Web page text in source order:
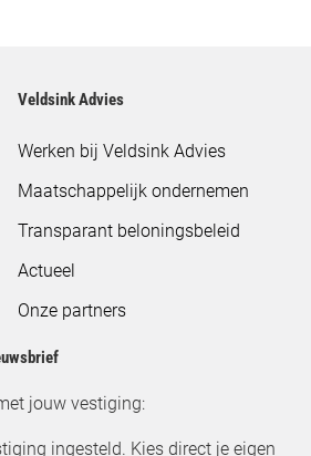
Veldsink Advies
Werken bij Veldsink Advies
Maatschappelijk ondernemen
Transparant beloningsbeleid
Actueel
Onze partners
jouw vestiging:
ingesteld. Kies direct je eigen